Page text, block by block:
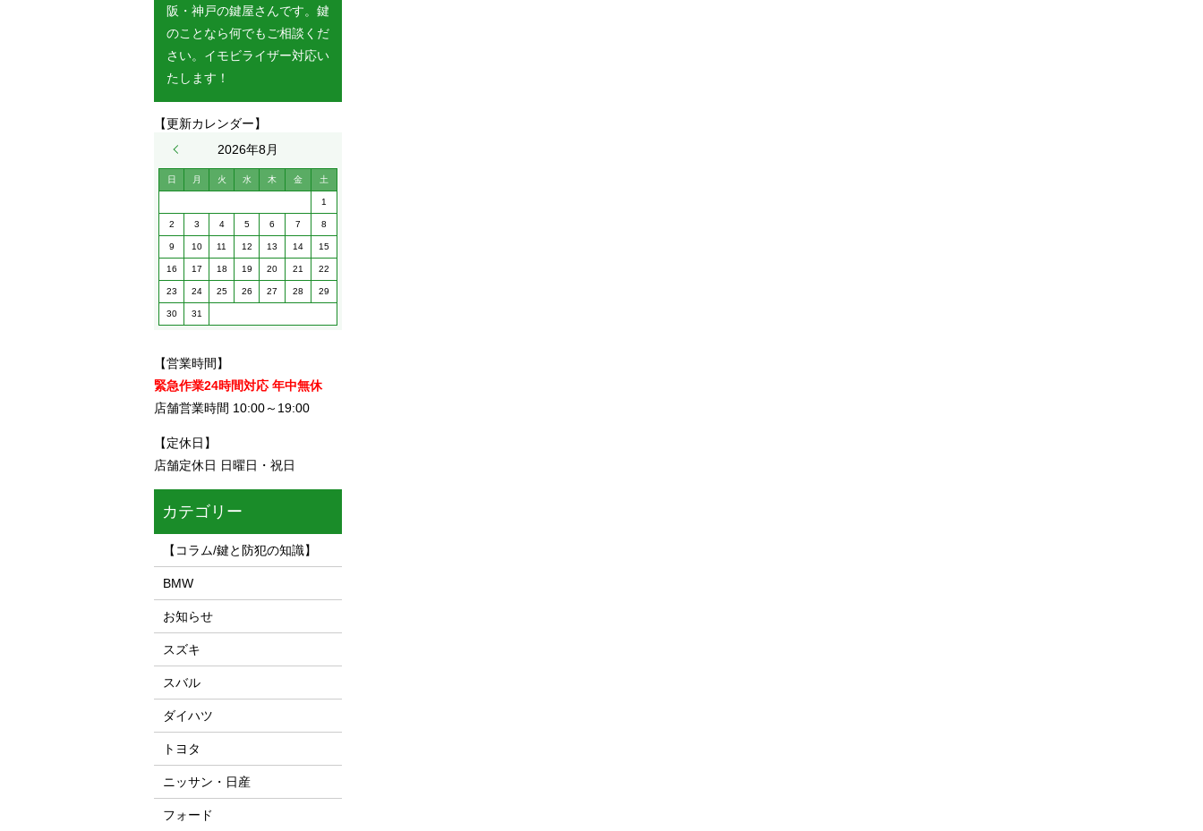
阪・神戸の鍵屋さんです。鍵
のことなら何でもご相談くだ
さい。イモビライザー対応い
たします！
【更新カレンダー】
2026年8月
日 月 火 水 木 金 土
1
2 3 4 5 6 7 8
9 10 11 12 13 14 15
16 17 18 19 20 21 22
23 24 25 26 27 28 29
30 31
【営業時間】
緊急作業24時間対応 年中無休
店舗営業時間 10:00～19:00
【定休日】
店舗定休日 日曜日・祝日
カテゴリー
【コラム/鍵と防犯の知識】
BMW
お知らせ
スズキ
スバル
ダイハツ
トヨタ
ニッサン・日産
フォード